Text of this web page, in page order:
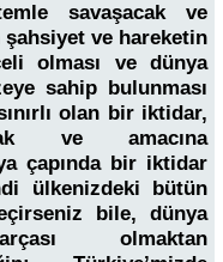
savaşacak ve
şahsiyet ve hareketin
olması ve dünya
sahip bulunması
olan bir iktidar,
ve amacına
çapında bir iktidar
ülkenizdeki bütün
bile, dünya
olmaktan